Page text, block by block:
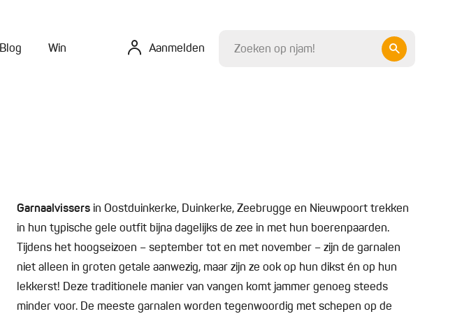
Blog Win Aanmelden
Garnaalvissers in Oostduinkerke, Duinkerke, Zeebrugge en Nieuwpoort trekken
in hun typische gele outfit bijna dagelijks de zee in met hun boerenpaarden.
Tijdens het hoogseizoen – september tot en met november – zijn de garnalen
niet alleen in groten getale aanwezig, maar zijn ze ook op hun dikst én op hun
lekkerst! Deze traditionele manier van vangen komt jammer genoeg steeds
minder voor. De meeste garnalen worden tegenwoordig met schepen op de